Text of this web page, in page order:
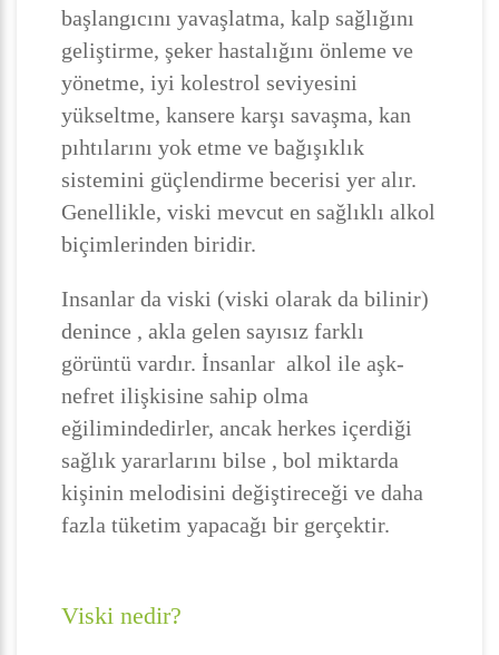
başlangıcını yavaşlatma, kalp sağlığını
geliştirme, şeker hastalığını önleme ve
yönetme, iyi kolestrol seviyesini
yükseltme, kansere karşı savaşma, kan
pıhtılarını yok etme ve bağışıklık
sistemini güçlendirme becerisi yer alır.
Genellikle, viski mevcut en sağlıklı alkol
biçimlerinden biridir.
Insanlar da viski (viski olarak da bilinir)
denince , akla gelen sayısız farklı
görüntü vardır. İnsanlar alkol ile aşk-
nefret ilişkisine sahip olma
eğilimindedirler, ancak herkes içerdiği
sağlık yararlarını bilse , bol miktarda
kişinin melodisini değiştireceği ve daha
fazla tüketim yapacağı bir gerçektir.
Viski nedir?